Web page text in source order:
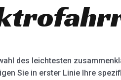
des leichtesten
Sie in erster Linie Ihre